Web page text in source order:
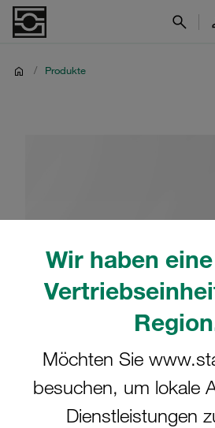
Wir haben eine
Möchten Sie
besuchen, um lokale
Dienstleistungen
/ Produkte